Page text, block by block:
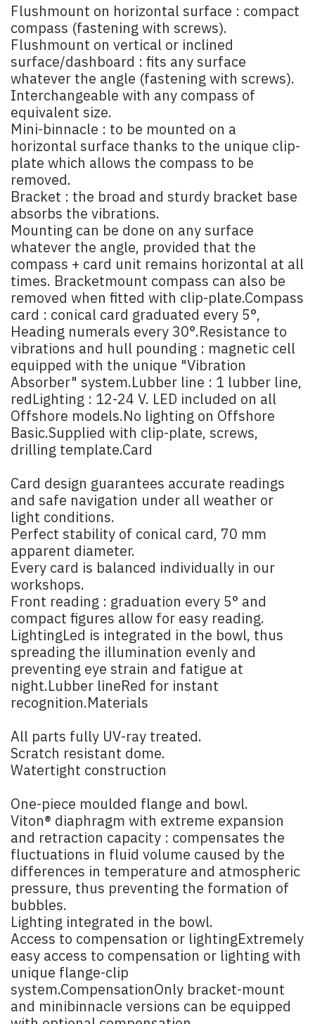
Flushmount on horizontal surface : compact
compass (fastening with screws).
Flushmount on vertical or inclined
surface/dashboard : fits any surface
whatever the angle (fastening with screws).
Interchangeable with any compass of
equivalent size.
Mini-binnacle : to be mounted on a
horizontal surface thanks to the unique clip-
plate which allows the compass to be
removed.
Bracket : the broad and sturdy bracket base
absorbs the vibrations.
Mounting can be done on any surface
whatever the angle, provided that the
compass + card unit remains horizontal at all
times. Bracketmount compass can also be
removed when fitted with clip-plate.Compass
card : conical card graduated every 5°,
Heading numerals every 30°.Resistance to
vibrations and hull pounding : magnetic cell
equipped with the unique "Vibration
Absorber" system.Lubber line : 1 lubber line,
redLighting : 12-24 V. LED included on all
Offshore models.No lighting on Offshore
Basic.Supplied with clip-plate, screws,
drilling template.Card
Card design guarantees accurate readings
and safe navigation under all weather or
light conditions.
Perfect stability of conical card, 70 mm
apparent diameter.
Every card is balanced individually in our
workshops.
Front reading : graduation every 5° and
compact figures allow for easy reading.
LightingLed is integrated in the bowl, thus
spreading the illumination evenly and
preventing eye strain and fatigue at
night.Lubber lineRed for instant
recognition.Materials
All parts fully UV-ray treated.
Scratch resistant dome.
Watertight construction
One-piece moulded flange and bowl.
Viton® diaphragm with extreme expansion
and retraction capacity : compensates the
fluctuations in fluid volume caused by the
differences in temperature and atmospheric
pressure, thus preventing the formation of
bubbles.
Lighting integrated in the bowl.
Access to compensation or lightingExtremely
easy access to compensation or lighting with
unique flange-clip
system.CompensationOnly bracket-mount
and minibinnacle versions can be equipped